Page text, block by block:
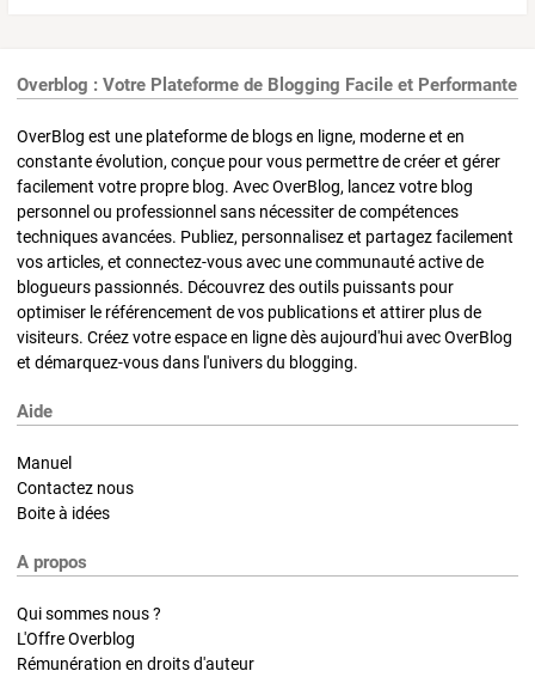
Overblog : Votre Plateforme de Blogging Facile et Performante
OverBlog est une plateforme de blogs en ligne, moderne et en
constante évolution, conçue pour vous permettre de créer et gérer
facilement votre propre blog. Avec OverBlog, lancez votre blog
personnel ou professionnel sans nécessiter de compétences
techniques avancées. Publiez, personnalisez et partagez facilement
vos articles, et connectez-vous avec une communauté active de
blogueurs passionnés. Découvrez des outils puissants pour
optimiser le référencement de vos publications et attirer plus de
visiteurs. Créez votre espace en ligne dès aujourd'hui avec OverBlog
et démarquez-vous dans l'univers du blogging.
Aide
Manuel
Contactez nous
Boite à idées
A propos
Qui sommes nous ?
L'Offre Overblog
Rémunération en droits d'auteur